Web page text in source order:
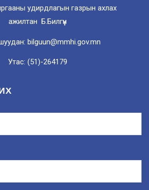
удирдлагын газрын ахлах
ажилтан Б.Билгүүн
bilguun@mmhi.gov.mn
Утас: (51)-264179